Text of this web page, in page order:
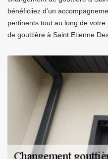
bénéficiiez d’un
pertinents tout au long de
de gouttière à Saint Etienne